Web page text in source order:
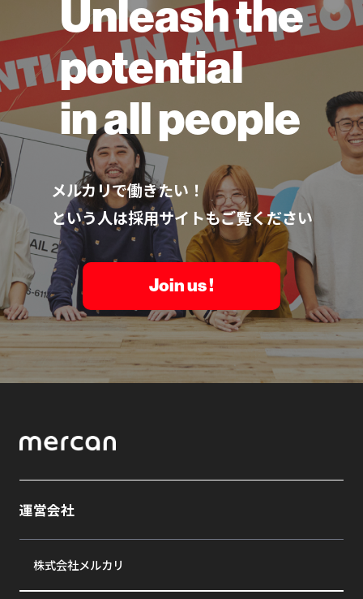
Unleash the
potential
in all people
メルカリで働きたい！
という人は採用サイトもご覧ください
Join us !
運営会社
株式会社メルカリ